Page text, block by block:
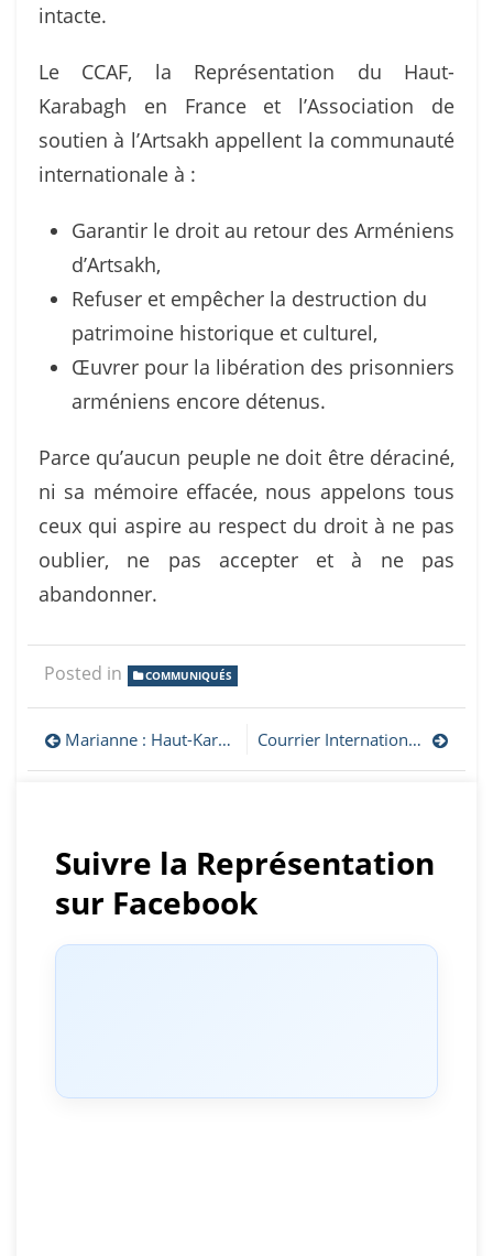
intacte.
Le CCAF, la Représentation du Haut-
Karabagh en France et l’Association de
soutien à l’Artsakh appellent la communauté
internationale à :
Garantir le droit au retour des Arméniens
d’Artsakh,
Refuser et empêcher la destruction du
patrimoine historique et culturel,
Œuvrer pour la libération des prisonniers
arméniens encore détenus.
Parce qu’aucun peuple ne doit être déraciné,
ni sa mémoire effacée, nous appelons tous
ceux qui aspire au respect du droit à ne pas
oublier, ne pas accepter et à ne pas
abandonner.
Posted in COMMUNIQUÉS
Navigation
de
Marianne : Haut-Karabakh : « Il n’y aura pas de paix durable si l’Europe ferme les yeux sur un crime contre l’humanité » Courrier International : Polémique. L’Arménie retire le mont Ararat de ses tampons de passeport
Suivre la Représentation
sur Facebook